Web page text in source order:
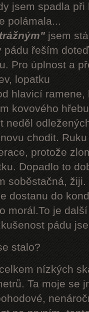
jsem spadla
polámala...
jsem
pádu řeším doteď
Pro úplnost a
lopatku
hlavicí ramene,
kovového
neděl
chodit.
protože
Dopadlo to
soběstačná,
dostanu do
morál.To je
pádu
stalo?
nízkých
Ta moje se